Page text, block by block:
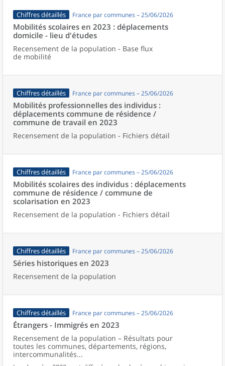
Chiffres détaillés France par communes – 25/06/2026
Mobilités scolaires en 2023 : déplacements
domicile - lieu d'études
Recensement de la population - Base flux
de mobilité
Chiffres détaillés France par communes – 25/06/2026
Mobilités professionnelles des individus :
déplacements commune de résidence /
commune de travail en 2023
Recensement de la population - Fichiers détail
Chiffres détaillés France par communes – 25/06/2026
Mobilités scolaires des individus : déplacements
commune de résidence / commune de
scolarisation en 2023
Recensement de la population - Fichiers détail
Chiffres détaillés France par communes – 25/06/2026
Séries historiques en 2023
Recensement de la population
Chiffres détaillés France par communes – 25/06/2026
Étrangers - Immigrés en 2023
Recensement de la population – Résultats pour
toutes les communes, départements, régions,
intercommunalités...